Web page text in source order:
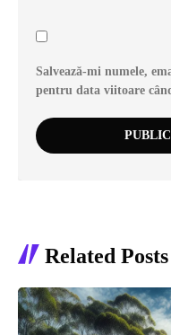
Salvează-mi numele,
pentru data viitoare
Related Posts